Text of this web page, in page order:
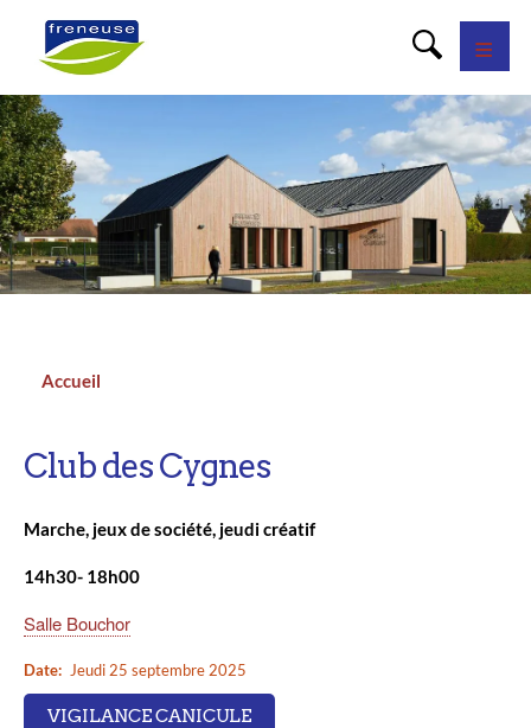
Accueil
Club des Cygnes
Marche, jeux de société, jeudi créatif
14h30- 18h00
Salle Bouchor
Date Jeudi 25 septembre 2025
VIGILANCE CANICULE